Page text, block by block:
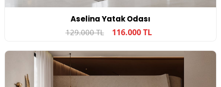
Aselina Yatak Odası
129.000 TL 116.000 TL